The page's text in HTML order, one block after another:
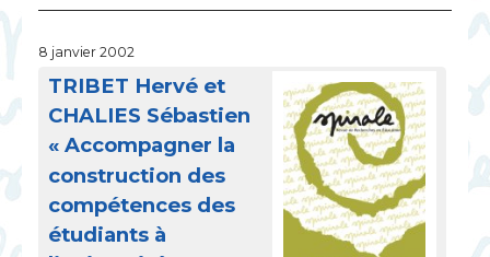
8 janvier 2002
TRIBET Hervé et
CHALIES Sébastien
« Accompagner la
construction des
compétences des
étudiants à